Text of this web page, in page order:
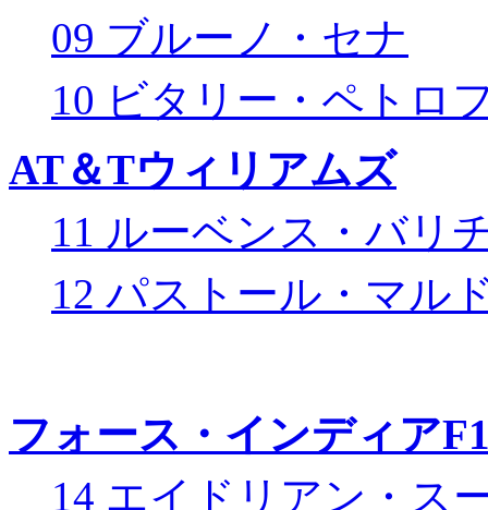
09 ブルーノ・セナ
10 ビタリー・ペトロ
AT＆Tウィリアムズ
11 ルーベンス・バリ
12 パストール・マル
フォース・インディア
14 エイドリアン・ス